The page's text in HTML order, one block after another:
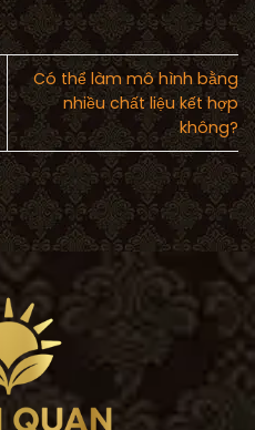
Có thể làm mô hình bằng
nhiều chất liệu kết hợp
không?